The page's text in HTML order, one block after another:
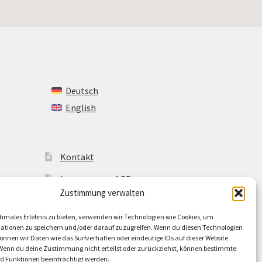
Zustimmung verwalten
Erlebnis zu bieten, verwenden wir Technologien wie Cookies, um
zu speichern und/oder darauf zuzugreifen. Wenn du diesen Technologien
wir Daten wie das Surfverhalten oder eindeutige IDs auf dieser Website
du deine Zustimmung nicht erteilst oder zurückziehst, können bestimmte
Funktionen beeinträchtigt werden.
Deutsch
English
Kontakt
Impressum + AGB
Cookie-Richtlinie (EU)